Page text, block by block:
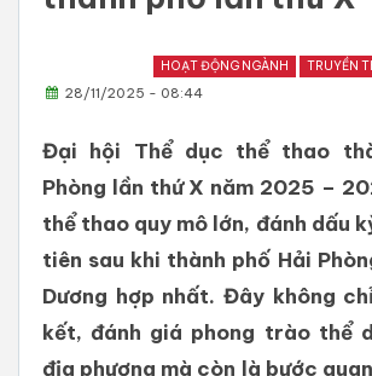
HOẠT ĐỘNG NGÀNH TRUYỀN
28/11/2025 - 08:44
Đại hội Thể dục thể thao
Phòng lần thứ X năm 2025 –
thể thao quy mô lớn, đánh dấu
tiên sau khi thành phố Hải
Dương hợp nhất. Đây không
kết, đánh giá phong trào thể
địa phương mà còn là bước